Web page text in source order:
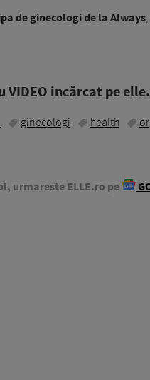
de ginecologi de la Always
VIDEO incărcat pe
ginecologi health
urmareste ELLE.ro pe